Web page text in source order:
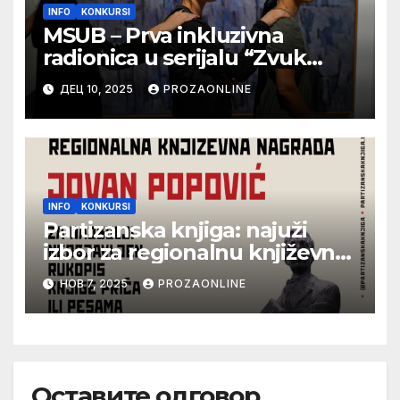
INFO KONKURSI
MSUB – Prva inkluzivna
radionica u serijalu “Zvuk
vidljivog” u Muzeju
savremene umetnosti
ДЕЦ 10, 2025 PROZAONLINE
INFO KONKURSI
Partizanska knjiga: najuži
izbor za regionalnu književnu
nagradu Jovan Popović
НОВ 7, 2025 PROZAONLINE